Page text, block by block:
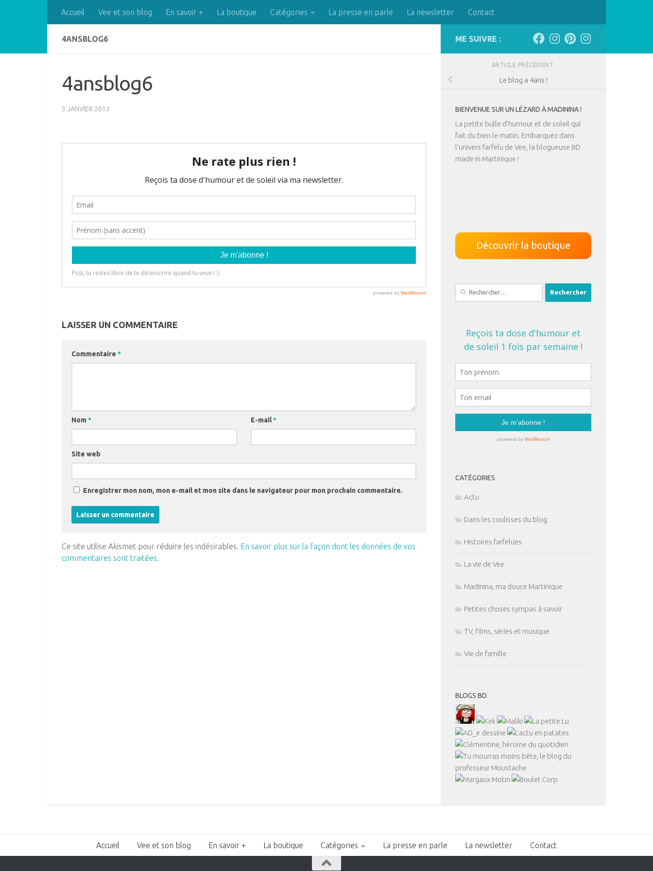
Skip to contentAccueil Vee et son blog En savoir + La boutique Catégories La presse en parle La newsletter Contact
4ANSBLOG6
4ansblog6
3 JANVIER 2013
LAISSER UN COMMENTAIRE
Commentaire *
Nom * E-mail*
Site web
Enregistrer mon nom, mon e-mail et mon site dans le navigateur pour mon prochain commentaire.
Ce site utilise Akismet pour réduire les indésirables. En savoir plus sur la façon dont les données de vos
commentaires sont traitées.
ME SUIVRE :
ARTICLE PRÉCÉDENT
Le blog a 4ans !
BIENVENUE SUR UN LÉZARD À MADININA !
La petite bulle d’humour et de soleil qui
fait du bien le matin. Embarquez dans
l'univers farfelu de Vee, la blogueuse BD
made in Martinique !
Découvrir la boutique
Rechercher :
CATÉGORIES
Actu
Dans les coulisses du blog
Histoires farfelues
La vie de Vee
Madinina, ma douce Martinique
Petites choses sympas à savoir
TV, films, séries et musique
Vie de famille
BLOGS BD
Accueil Vee et son blog En savoir + La boutique Catégories La presse en parle La newsletter Contact